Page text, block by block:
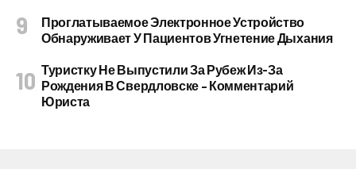
Проглатываемое Электронное Устройство
Обнаруживает У Пациентов Угнетение Дыхания
Туристку Не Выпустили За Рубеж Из-За
Рождения В Свердловске – Комментарий
Юриста